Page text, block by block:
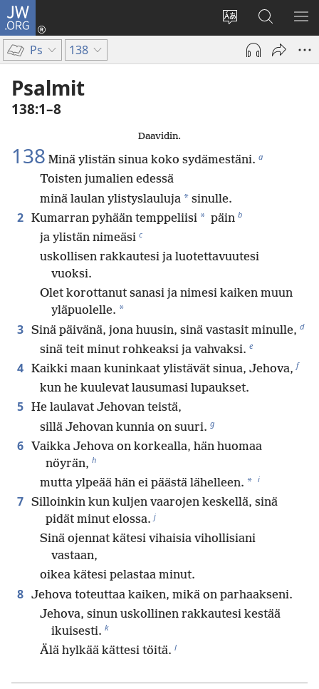
JW.ORG
Vaihda
sivuston
kieli
Kirjaudu
(avaa
ikkunan)
Hae
JW.ORG-
sivustolta
Ps 138
Psalmit
138:1–8
Daavidin.
138 Minä ylistän sinua koko sydämestäni. a
Toisten jumalien edessä
minä laulan ylistyslauluja * sinulle.
2 Kumarran pyhään temppeliisi * päin b
ja ylistän nimeäsi c
uskollisen rakkautesi ja luotettavuutesi
vuoksi.
Olet korottanut sanasi ja nimesi kaiken muun
yläpuolelle. *
3 Sinä päivänä, jona huusin, sinä vastasit minulle, d
sinä teit minut rohkeaksi ja vahvaksi. e
4 Kaikki maan kuninkaat ylistävät sinua, Jehova, f
kun he kuulevat lausumasi lupaukset.
5 He laulavat Jehovan teistä,
sillä Jehovan kunnia on suuri. g
6 Vaikka Jehova on korkealla, hän huomaa
nöyrän, h
mutta ylpeää hän ei päästä lähelleen. * i
7 Silloinkin kun kuljen vaarojen keskellä, sinä
pidät minut elossa. j
Sinä ojennat kätesi vihaisia vihollisiani
vastaan,
oikea kätesi pelastaa minut.
8 Jehova toteuttaa kaiken, mikä on parhaakseni.
Jehova, sinun uskollinen rakkautesi kestää
ikuisesti. k
Älä hylkää kättesi töitä. l